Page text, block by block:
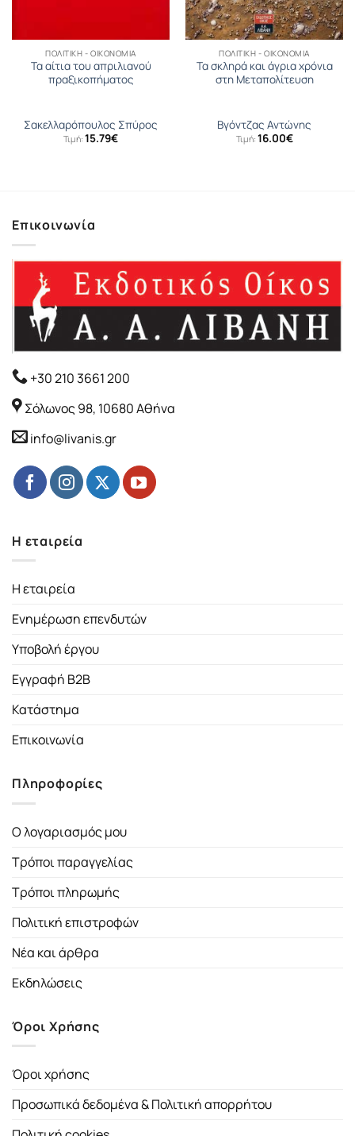
ΠΟΛΙΤΙΚΉ - ΟΙΚΟΝΟΜΊΑ
Τα αίτια του απριλιανού
πραξικοπήματος
Σακελλαρόπουλος Σπύρος
Τιμή: 15.79€
ΠΟΛΙΤΙΚΉ - ΟΙΚΟΝΟΜΊΑ
Τα σκληρά και άγρια χρόνια
στη Μεταπολίτευση
Βγόντζας Αντώνης
Τιμή: 16.00€
Επικοινωνία
+30 210 3661 200
Σόλωνος 98, 10680 Αθήνα
info@livanis.gr
Η εταιρεία
Η εταιρεία
Ενημέρωση επενδυτών
Υποβολή έργου
Εγγραφή B2B
Κατάστημα
Επικοινωνία
Πληροφορίες
Ο λογαριασμός μου
Τρόποι παραγγελίας
Τρόποι πληρωμής
Πολιτική επιστροφών
Νέα και άρθρα
Εκδηλώσεις
Όροι Χρήσης
Όροι χρήσης
Προσωπικά δεδομένα & Πολιτική απορρήτου